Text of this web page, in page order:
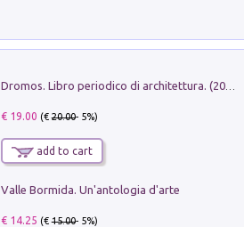
Dromos. Libro periodico di architettura. (2026). Vol. 15: Post-model
€ 19.00 (€20.00- 5%)
add to cart
Valle Bormida. Un'antologia d'arte
€ 14.25 (€15.00- 5%)